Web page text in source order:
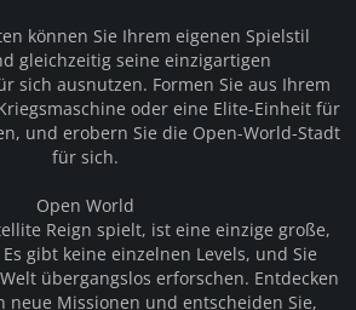
können Sie Ihrem eigenen Spielstil
gleichzeitig seine einzigartigen
sich ausnutzen. Formen Sie aus Ihrem
oder eine Elite-Einheit für
und erobern Sie die Open-World-Stadt
für sich.
Open World
Reign spielt, ist eine einzige große,
gibt keine einzelnen Levels, und Sie
übergangslos erforschen. Entdecken
neue Missionen und entscheiden Sie,